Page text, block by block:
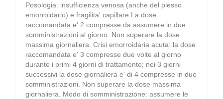
Posologia: insufficienza venosa (anche del plesso
emorroidario) e fragilita' capillare La dose
raccomandata e' 2 compresse da assumere in due
somministrazioni al giorno. Non superare la dose
massima giornaliera. Crisi emorroidaria acuta: la dose
raccomandata e' 3 compresse due volte al giorno
durante i primi 4 giorni di trattamento; nei 3 giorni
successivi la dose giornaliera e' di 4 compresse in due
somministrazioni. Non superare la dose massima
giornaliera. Modo di somministrazione: assumere le